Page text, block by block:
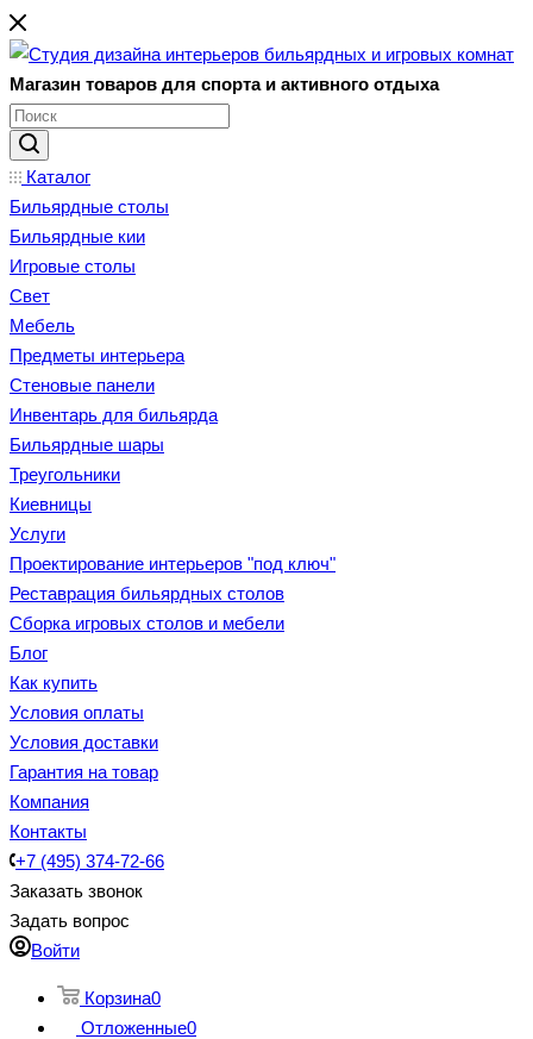
Магазин товаров для спорта и активного отдыха
Каталог
Бильярдные столы
Бильярдные кии
Игровые столы
Свет
Мебель
Предметы интерьера
Стеновые панели
Инвентарь для бильярда
Бильярдные шары
Треугольники
Киевницы
Услуги
Проектирование интерьеров "под ключ"
Реставрация бильярдных столов
Сборка игровых столов и мебели
Блог
Как купить
Условия оплаты
Условия доставки
Гарантия на товар
Компания
Контакты
+7 (495) 374-72-66
Заказать звонок
Задать вопрос
Войти
Корзина0
Отложенные0